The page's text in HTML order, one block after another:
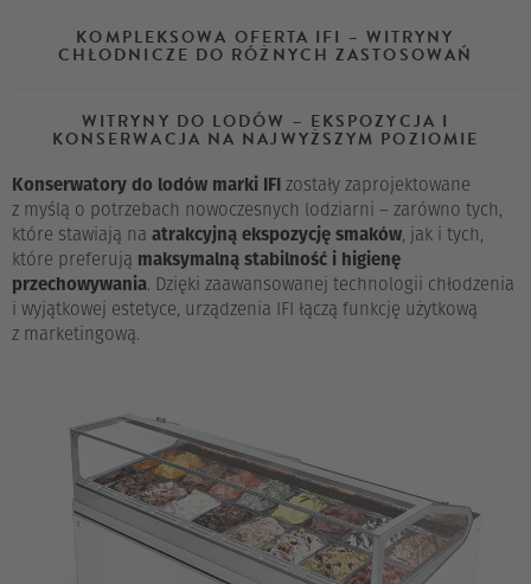
KOMPLEKSOWA OFERTA IFI – WITRYNY
CHŁODNICZE DO RÓŻNYCH ZASTOSOWAŃ
WITRYNY DO LODÓW – EKSPOZYCJA I
KONSERWACJA NA NAJWYŻSZYM POZIOMIE
Konserwatory do lodów marki IFIzostały zaprojektowane
z myślą o potrzebach nowoczesnych lodziarni – zarówno tych,
które stawiają na atrakcyjną ekspozycję smaków, jak i tych,
które preferują maksymalną stabilność i higienę
przechowywania. Dzięki zaawansowanej technologii chłodzenia
i wyjątkowej estetyce, urządzenia IFI łączą funkcję użytkową
z marketingową.